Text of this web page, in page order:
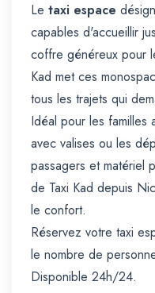
Le taxi espace
capables d'accueillir
coffre généreux pour
Kad met ces
tous les trajets qui
Idéal pour les familles
avec valises ou les
passagers et matériel
de Taxi Kad depuis
le confort.
Réservez votre taxi
le nombre de
Disponible 24h/24.